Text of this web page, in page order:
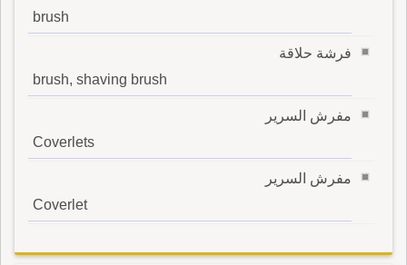
brush
فرشة حلاقة
brush, shaving brush
مفرش السرير
Coverlets
مفرش السرير
Coverlet